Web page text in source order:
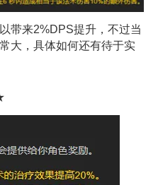
带来2%DPS提升，不过当
大，具体如何还有待于实